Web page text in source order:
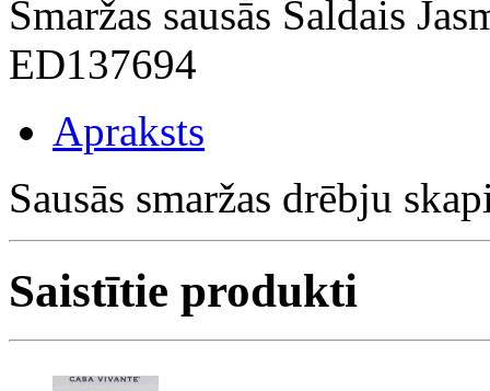
Smaržas sausās Saldais
ED137694
Apraksts
Sausās smaržas drēbju
Saistītie produkti